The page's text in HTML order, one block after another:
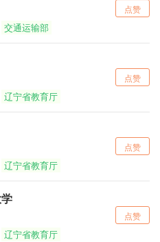
交通运输部
点赞
辽宁省教育厅
点赞
辽宁省教育厅
点赞
辽宁省教育厅
点赞